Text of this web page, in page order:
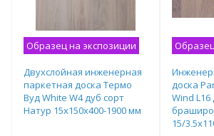
Образец на экспозиции
Двухслойная инженерная
паркетная доска Термо
Вуд White W4 дуб сорт
Натур 15х150х400-1900 мм
доска
Wind L16
15/